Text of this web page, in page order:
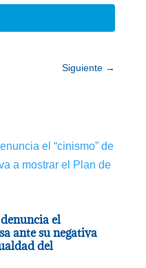
Siguiente →
el
ante su negativa
del